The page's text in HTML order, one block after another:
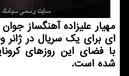
مهیار علیزاده آهنگساز
ای برای یك سریال در
با فضای این روزهای
شده است.